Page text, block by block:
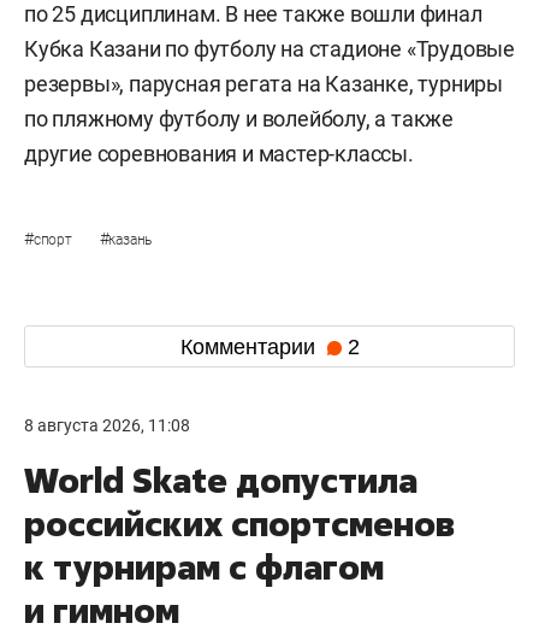
по 25 дисциплинам. В нее также вошли финал
Кубка Казани по футболу на стадионе «Трудовые
резервы», парусная регата на Казанке, турниры
по пляжному футболу и волейболу, а также
другие соревнования и мастер-классы.
#спорт #казань
Комментарии 2
8 августа 2026, 11:08
World Skate допустила
российских спортсменов
к турнирам с флагом
и гимном